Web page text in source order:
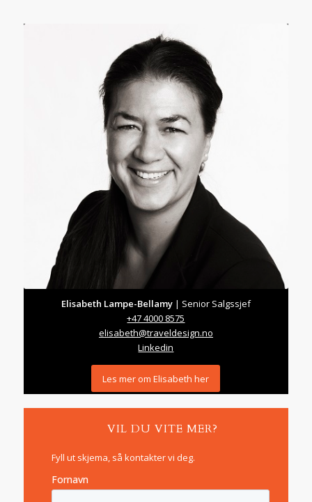
Elisabeth Lampe-Bellamy| Senior Salgssjef
+47 4000 8575
elisabeth@traveldesign.no
Linkedin
Les mer om Elisabeth her
VIL DU VITE MER?
Fyll ut skjema, så kontakter vi deg.